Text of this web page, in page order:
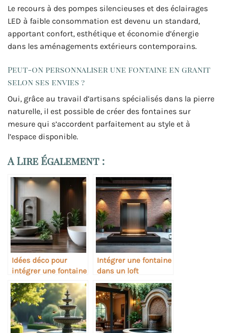
Le recours à des pompes silencieuses et des éclairages
LED à faible consommation est devenu un standard,
apportant confort, esthétique et économie d’énergie
dans les aménagements extérieurs contemporains.
Peut-on personnaliser une fontaine en granit
selon ses envies ?
Oui, grâce au travail d’artisans spécialisés dans la pierre
naturelle, il est possible de créer des fontaines sur
mesure qui s’accordent parfaitement au style et à
l’espace disponible.
A Lire Également :
Idées déco pour
intégrer une fontaine
dans une salle de
bain
Intégrer une fontaine
dans un loft
industriel